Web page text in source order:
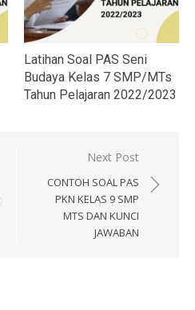
Latihan Soal PAS Seni
Budaya Kelas 7 SMP/MTs
Tahun Pelajaran 2022/2023
Next Post
CONTOH SOAL PAS
PKN KELAS 9 SMP
MTS DAN KUNCI
JAWABAN